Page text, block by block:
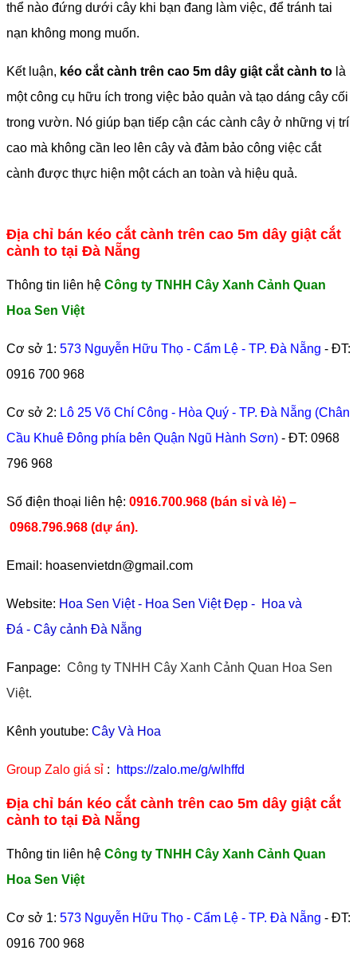
thể nào đứng dưới cây khi bạn đang làm việc, để tránh tai
nạn không mong muốn.
Kết luận, kéo cắt cành trên cao 5m dây giật cắt cành to là
một công cụ hữu ích trong việc bảo quản và tạo dáng cây cối
trong vườn. Nó giúp bạn tiếp cận các cành cây ở những vị trí
cao mà không cần leo lên cây và đảm bảo công việc cắt
cành được thực hiện một cách an toàn và hiệu quả.
Địa chỉ bán kéo cắt cành trên cao 5m dây giật cắt
cành to tại Đà Nẵng
Thông tin liên hệ Công ty TNHH Cây Xanh Cảnh Quan
Hoa Sen Việt
Cơ sở 1: 573 Nguyễn Hữu Thọ - Cẩm Lệ - TP. Đà Nẵng - ĐT:
0916 700 968
Cơ sở 2: Lô 25 Võ Chí Công - Hòa Quý - TP. Đà Nẵng (Chân
Cầu Khuê Đông phía bên Quận Ngũ Hành Sơn) - ĐT: 0968
796 968
​Số điện thoại liên hệ: 0916.700.968 (bán sỉ và lẻ) –
0968.796.968 (dự án).
Email: hoasenvietdn@gmail.com
Website: Hoa Sen Việt- Hoa Sen Việt Đẹp - Hoa và
Đá - Cây cảnh Đà Nẵng
Fanpage: Công ty TNHH Cây Xanh Cảnh Quan Hoa Sen
Việt.
Kênh youtube: Cây Và Hoa
Group Zalo giá sỉ : https://zalo.me/g/wlhffd
Địa chỉ bán kéo cắt cành trên cao 5m dây giật cắt
cành to tại Đà Nẵng
Thông tin liên hệ Công ty TNHH Cây Xanh Cảnh Quan
Hoa Sen Việt
Cơ sở 1: 573 Nguyễn Hữu Thọ - Cẩm Lệ - TP. Đà Nẵng - ĐT:
0916 700 968